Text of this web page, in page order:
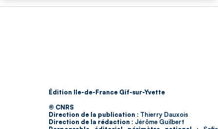
Édition Ile-de-France Gif-sur-Yvette
© CNRS
Direction de la publication : Thierry Dauxois
Direction de la rédaction : Jérôme Guilbert